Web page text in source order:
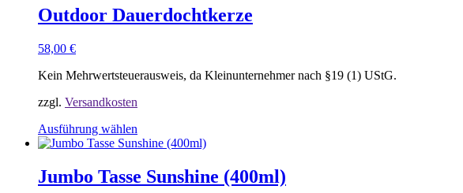
weist
mehrere
auf.
Optionen
auf
der
Produktseite
gewählt
Outdoor Dauerdochtkerze
58,00 €
Kein Mehrwertsteuerausweis, da Kleinunternehmer nach §19 (1) UStG.
zzgl. Versandkosten
Ausführung wählen
Dieses
weist
mehrere
Jumbo Tasse Sunshine (400ml)